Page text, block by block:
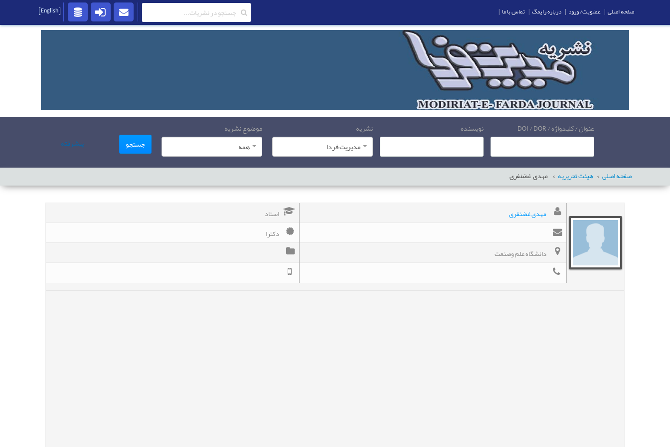
عنوان / کلیدواژه / DOI / DOR نویسنده
نشریه
مدیریت فردا
موضوع نشریه
همه
جستجو پیشرفته
صفحه اصلی هیئت تحریریه مهدیغضنفری
مهدی غضنفری
استاد
دکترا
دانشگاه علم وصنعت
صفحه اصلی | عضویت/ ورود | درباره رایمگ | تماس با ما |
[English]